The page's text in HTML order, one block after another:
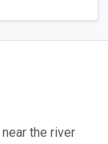
the river